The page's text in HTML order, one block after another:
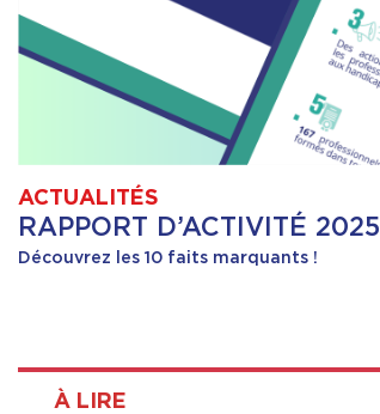
ACTUALITÉS
RAPPORT D’ACTIVITÉ 2025
Découvrez les 10 faits marquants !
À LIRE